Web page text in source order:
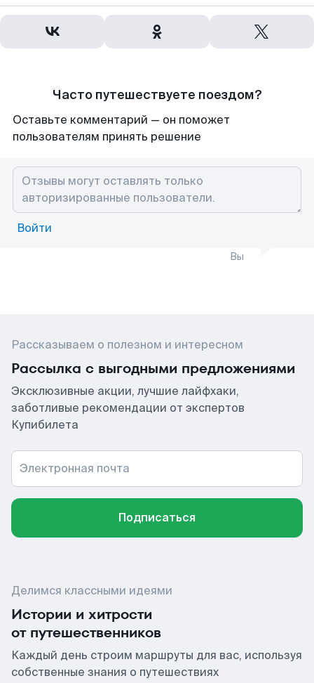
Часто путешествуете поездом?
Оставьте комментарий — он поможет
пользователям принять решение
Войти
Вы
Рассказываем о полезном и интересном
Рассылка с выгодными предложениями
Эксклюзивные акции, лучшие лайфхаки,
заботливые рекомендации от экспертов
Купибилета
Электронная почта
Подписаться
Делимся классными идеями
Истории и хитрости
от путешественников
Каждый день строим маршруты для вас, используя
собственные знания о путешествиях